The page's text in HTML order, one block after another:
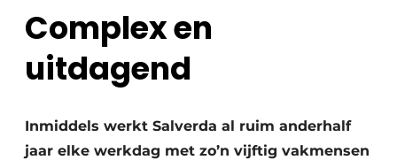
Complex en
uitdagend
Inmiddels werkt Salverda al ruim anderhalf
jaar elke werkdag met zo’n vijftig vakmensen